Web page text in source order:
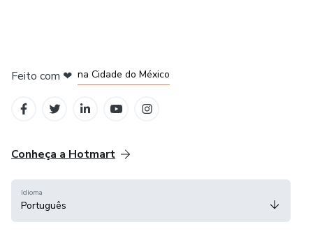
Feito com ❤ na Cidade do México
Conheça a Hotmart
Idioma
Português